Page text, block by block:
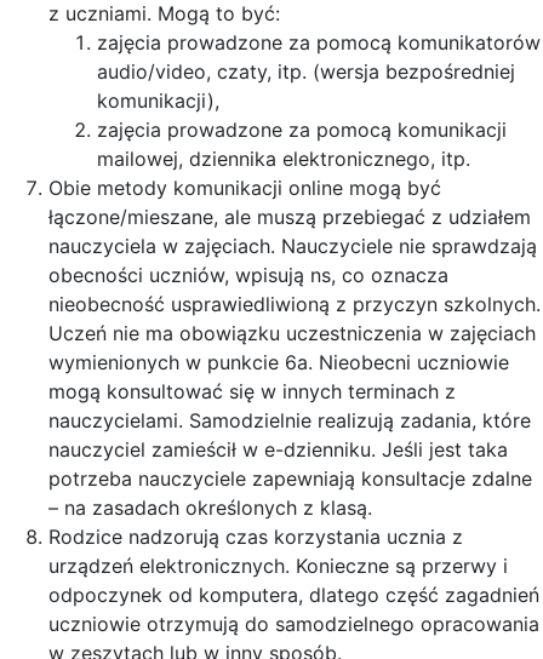
z uczniami. Mogą to być:
zajęcia prowadzone za pomocą komunikatorów
audio/video, czaty, itp. (wersja bezpośredniej
komunikacji),
zajęcia prowadzone za pomocą komunikacji
mailowej, dziennika elektronicznego, itp.
Obie metody komunikacji online mogą być
łączone/mieszane, ale muszą przebiegać z udziałem
nauczyciela w zajęciach. Nauczyciele nie sprawdzają
obecności uczniów, wpisują ns, co oznacza
nieobecność usprawiedliwioną z przyczyn szkolnych.
Uczeń nie ma obowiązku uczestniczenia w zajęciach
wymienionych w punkcie 6a. Nieobecni uczniowie
mogą konsultować się w innych terminach z
nauczycielami. Samodzielnie realizują zadania, które
nauczyciel zamieścił w e-dzienniku. Jeśli jest taka
potrzeba nauczyciele zapewniają konsultacje zdalne
– na zasadach określonych z klasą.
Rodzice nadzorują czas korzystania ucznia z
urządzeń elektronicznych. Konieczne są przerwy i
odpoczynek od komputera, dlatego część zagadnień
uczniowie otrzymują do samodzielnego opracowania
w zeszytach lub w inny sposób.